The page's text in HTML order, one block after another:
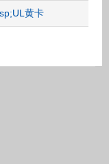
黄卡